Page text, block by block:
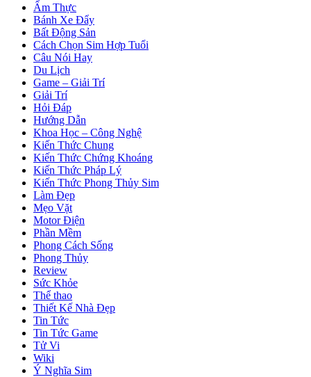
Ẩm Thực
Bánh Xe Đẩy
Bất Động Sản
Cách Chọn Sim Hợp Tuổi
Câu Nói Hay
Du Lịch
Game – Giải Trí
Giải Trí
Hỏi Đáp
Hướng Dẫn
Khoa Học – Công Nghệ
Kiến Thức Chung
Kiến Thức Chứng Khoáng
Kiến Thức Pháp Lý
Kiến Thức Phong Thủy Sim
Làm Đẹp
Mẹo Vặt
Motor Điện
Phần Mềm
Phong Cách Sống
Phong Thủy
Review
Sức Khỏe
Thể thao
Thiết Kế Nhà Đẹp
Tin Tức
Tin Tức Game
Tử Vi
Wiki
Ý Nghĩa Sim